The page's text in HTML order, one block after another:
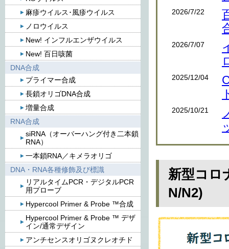
麻疹ウイルス･風疹ウイルス
ノロウイルス
New! インフルエンザウイルス
New! 百日咳菌
DNA合成
プライマー合成
長鎖オリゴDNA合成
増量合成
RNA合成
siRNA（オーバーハング付き二本鎖
RNA）
一本鎖RNA／キメラオリゴ
DNA・RNA各種修飾及び標識
リアルタイムPCR・デジタルPCR
用プローブ
Hypercool Primer & Probe ™合成
Hypercool Primer & Probe ™ デザ
イン/通常デザイン
アンチセンスオリゴヌクレオチド
2026/7/22
2026/7/07
2025/12/04
2025/10/21
新型コロ
N/N2)